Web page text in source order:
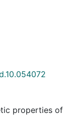
properties of